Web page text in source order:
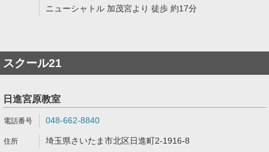
ニューシャトル 加茂宮より 徒歩 約17分
スクール21
日進宮原教室
048-662-8840
埼玉県さいたま市北区日進町2-1916-8